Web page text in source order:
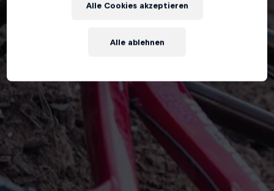
Alle ablehnen
Alle Cookies akzeptieren